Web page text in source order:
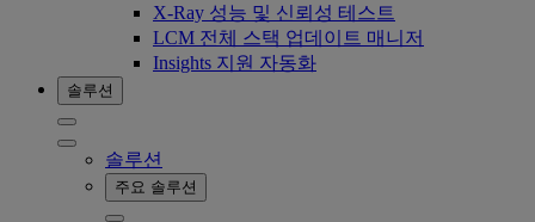
X-Ray 성능 및 신뢰성 테스트
LCM 전체 스택 업데이트 매니저
Insights 지원 자동화
솔루션
솔루션
주요 솔루션